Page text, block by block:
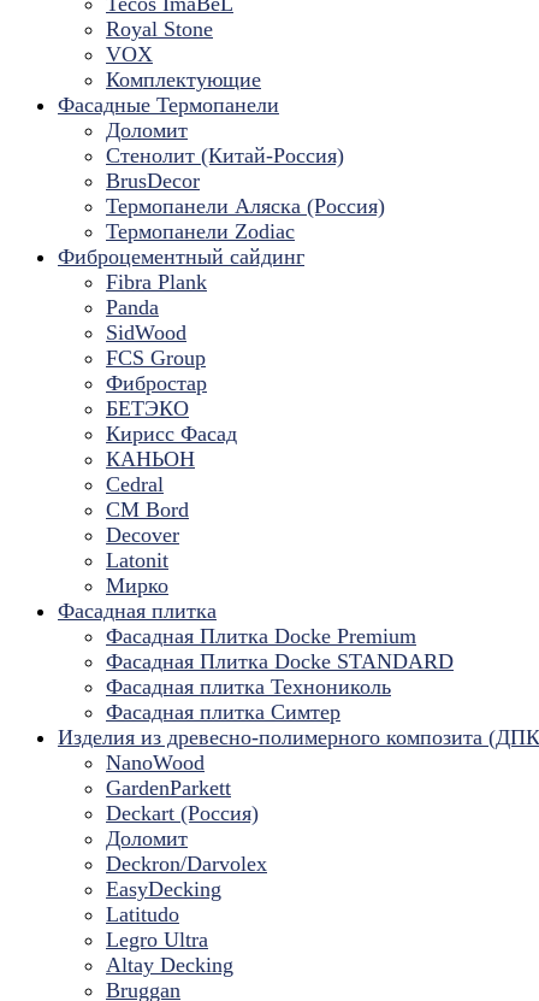
Royal Stone
VOX
Комплектующие
Фасадные Термопанели
Доломит
Стенолит (Китай-Россия)
BrusDecor
Термопанели Аляска (Россия)
Термопанели Zodiac
Фиброцементный сайдинг
Fibra Plank
Panda
SidWood
FCS Group
Фибростар
БЕТЭКО
Кирисс Фасад
КАНЬОН
Cedral
CM Bord
Decover
Latonit
Мирко
Фасадная плитка
Фасадная Плитка Docke Premium
Фасадная Плитка Docke STANDARD
Фасадная плитка Технониколь
Фасадная плитка Симтер
Изделия из древесно-полимерного композита
NanoWood
GardenParkett
Deckart (Россия)
Доломит
Deckron/Darvolex
EasyDecking
Latitudo
Legro Ultra
Altay Decking
Bruggan